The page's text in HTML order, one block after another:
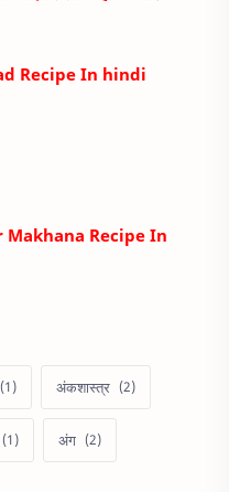
विधि - Pav Bread Recipe In hindi
Makhana Recipe In
अंकशास्त्र
अंग